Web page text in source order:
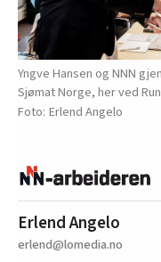
Yngve Hansen og NNN
Sjømat Norge, her ved
Erlend Angelo
Erlend Angelo
erlend@lomedia.no